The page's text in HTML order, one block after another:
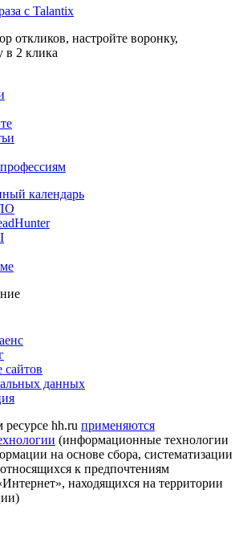
с Talantix
откликов, настройте воронку,
в 2 клика
календарь
сайтов
данных
hh.ru применяются
(информационные технологии
на основе сбора, систематизации
к предпочтениям
находящихся на территории